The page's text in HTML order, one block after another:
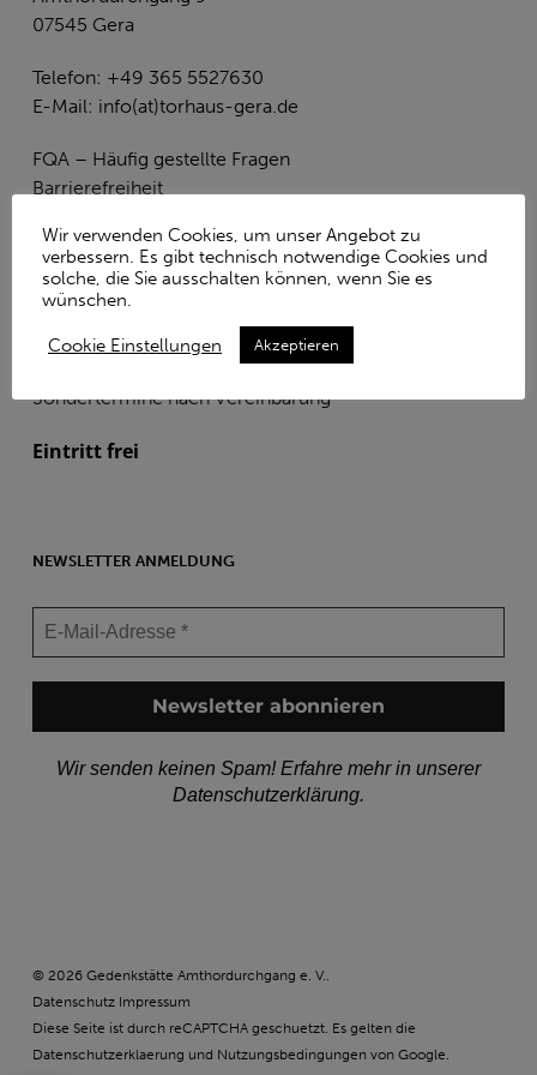
07545 Gera
Telefon: +49 365 5527630
E-Mail: info(at)torhaus-gera.de
FQA – Häufig gestellte Fragen
Barrierefreiheit
ÖFFNUNGSZEITEN
Dienstag, Donnerstag, Samstag & Sonntag
Sondertermine nach Vereinbarung
Eintritt frei
NEWSLETTER ANMELDUNG
Wir senden keinen Spam! Erfahre mehr in unserer
Datenschutzerklärung.
© 2026 Gedenkstätte Amthordurchgang e. V..
Datenschutz Impressum
Diese Seite ist durch reCAPTCHA geschuetzt. Es gelten die
Datenschutzerklaerung und Nutzungsbedingungenvon Google.
Wir verwenden Cookies, um unser Angebot zu
verbessern. Es gibt technisch notwendige Cookies und
solche, die Sie ausschalten können, wenn Sie es
wünschen.
Cookie Einstellungen Akzeptieren